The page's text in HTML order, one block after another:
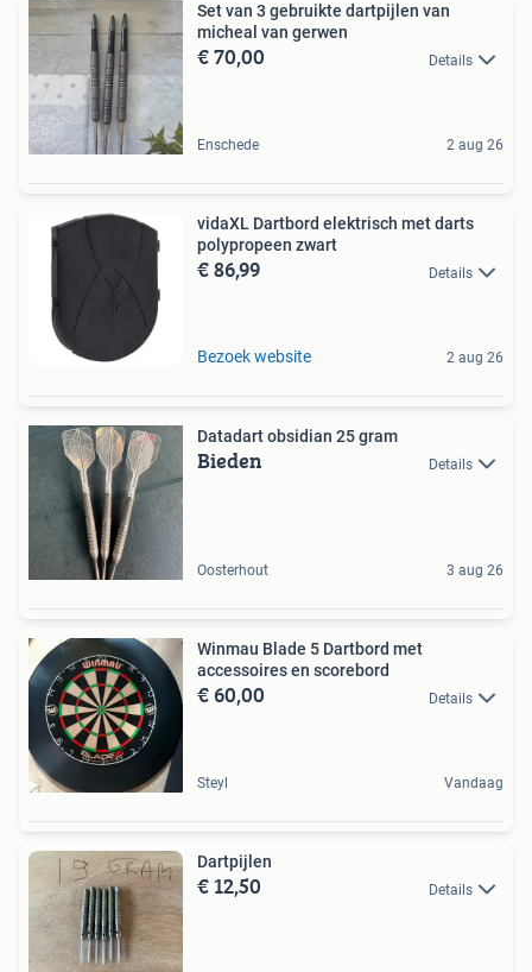
Set van 3 gebruikte dartpijlen van
micheal van gerwen
€ 70,00 Details
Enschede 2 aug 26
vidaXL Dartbord elektrisch met darts
polypropeen zwart
€ 86,99 Details
Bezoek website 2 aug 26
Datadart obsidian 25 gram
Bieden Details
Oosterhout 3 aug 26
Winmau Blade 5 Dartbord met
accessoires en scorebord
€ 60,00 Details
Steyl Vandaag
Dartpijlen
€ 12,50 Details